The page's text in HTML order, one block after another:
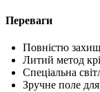
Переваги
Повністю
Литий метод
Спеціальна
Зручне поле